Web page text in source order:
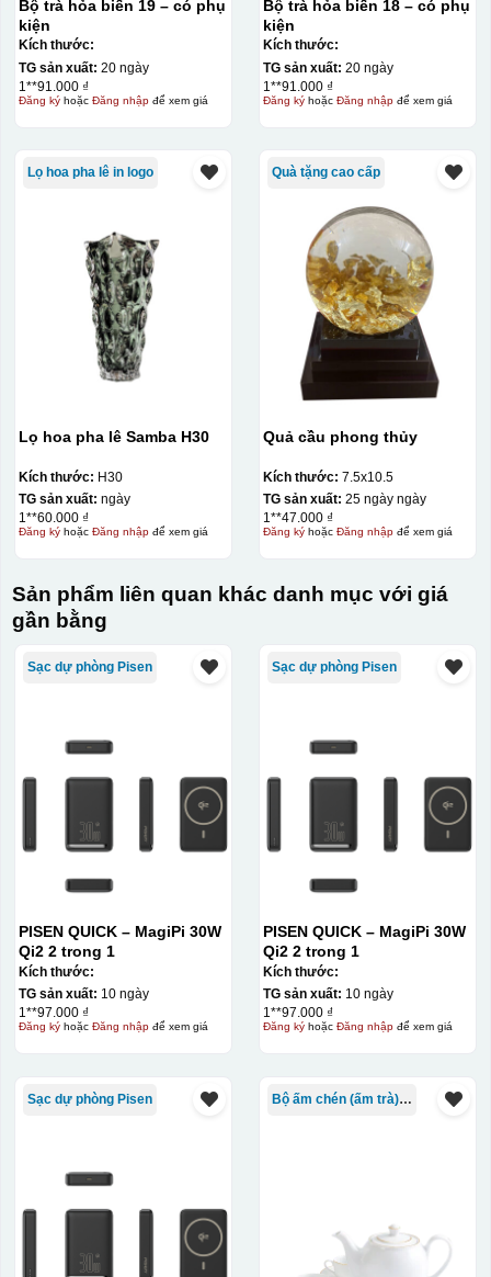
Bộ trà hỏa biến 19 – có phụ
kiện
Kích thước:
TG sản xuất: 20 ngày
1**91.000 ₫
Đăng kýhoặc Đăng nhậpđể xem giá
Bộ trà hỏa biến 18 – có phụ
kiện
Kích thước:
TG sản xuất: 20 ngày
1**91.000 ₫
Đăng kýhoặc Đăng nhậpđể xem giá
Lọ hoa pha lê in logo
Lọ hoa pha lê Samba H30
Kích thước: H30
TG sản xuất: ngày
1**60.000 ₫
Đăng kýhoặc Đăng nhậpđể xem giá
Quà tặng cao cấp
Quả cầu phong thủy
Kích thước: 7.5x10.5
TG sản xuất: 25 ngày ngày
1**47.000 ₫
Đăng kýhoặc Đăng nhậpđể xem giá
Sản phẩm liên quan khác danh mục với giá
gần bằng
Sạc dự phòng Pisen
PISEN QUICK – MagiPi 30W
Qi2 2 trong 1
Kích thước:
TG sản xuất: 10 ngày
1**97.000 ₫
Đăng kýhoặc Đăng nhậpđể xem giá
Sạc dự phòng Pisen
PISEN QUICK – MagiPi 30W
Qi2 2 trong 1
Kích thước:
TG sản xuất: 10 ngày
1**97.000 ₫
Đăng kýhoặc Đăng nhậpđể xem giá
Sạc dự phòng Pisen Bộ ấm chén (ấm trà) in logo